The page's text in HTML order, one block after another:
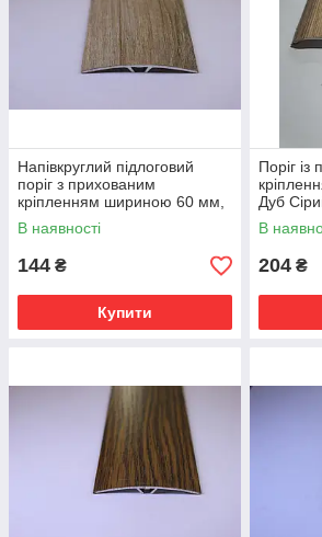
Напівкруглий підлоговий
поріг з прихованим
кріпленням шириною 60 мм,
Секвоя (АП-014)
В наявності
144 ₴
Купити
Поріг
Дуб
В
204 ₴